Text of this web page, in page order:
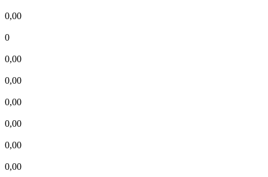
0,00
0
0,00
0,00
0,00
0,00
0,00
0,00